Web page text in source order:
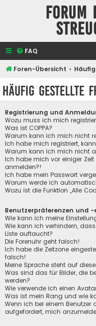
Forum
FAQ
Foren-Übersicht
Häufig gestellte
Registrierung und
Wozu muss ich mich
Was ist COPPA?
Warum kann ich mich nicht
Ich habe mich registriert,
Warum kann ich mich nicht
Ich habe mich vor einiger
anmelden?!
Ich habe mein Passwort
Warum werde ich
Wozu ist die Funktion „Alle
Benutzerpräferenzen und
Wie kann ich meine
Wie kann ich verhindern,
Liste auftaucht?
Die Forenuhr geht falsch!
Ich habe die Zeitzone
falsch!
Meine Sprache steht auf
Was sind das für Bilder, die
werden?
Wie verwende ich einen
Was ist mein Rang und wie
Wenn ich bei einem Benutzer
aufgefordert, mich